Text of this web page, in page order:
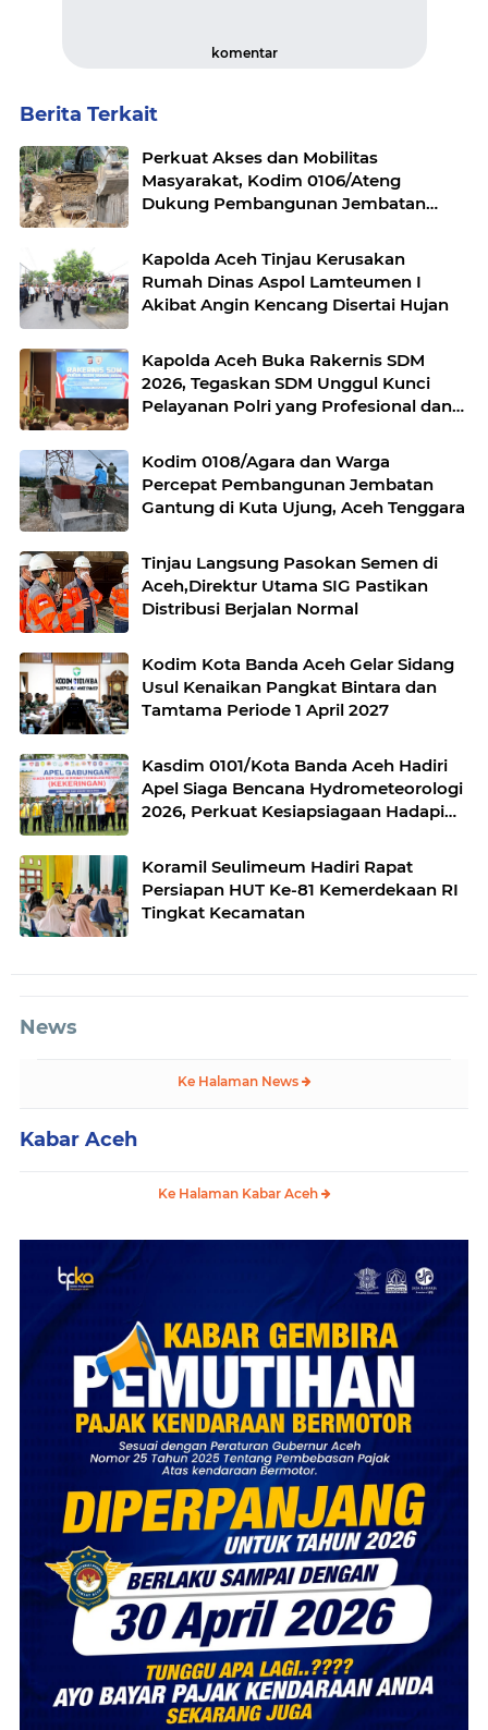
komentar
Berita Terkait
Perkuat Akses dan Mobilitas
Masyarakat, Kodim 0106/Ateng
Dukung Pembangunan Jembatan
Kapolda Aceh Tinjau Kerusakan
Rumah Dinas Aspol Lamteumen I
Akibat Angin Kencang Disertai Hujan
Kapolda Aceh Buka Rakernis SDM
2026, Tegaskan SDM Unggul Kunci
Pelayanan Polri yang Profesional dan
Kodim 0108/Agara dan Warga
Percepat Pembangunan Jembatan
Gantung di Kuta Ujung, Aceh Tenggara
Tinjau Langsung Pasokan Semen di
Aceh,Direktur Utama SIG Pastikan
Distribusi Berjalan Normal
Kodim Kota Banda Aceh Gelar Sidang
Usul Kenaikan Pangkat Bintara dan
Tamtama Periode 1 April 2027
Kasdim 0101/Kota Banda Aceh Hadiri
Apel Siaga Bencana Hydrometeorologi
2026, Perkuat Kesiapsiagaan Hadapi
Koramil Seulimeum Hadiri Rapat
Persiapan HUT Ke-81 Kemerdekaan RI
Tingkat Kecamatan
News
Ke Halaman News
Kabar Aceh
Ke Halaman Kabar Aceh